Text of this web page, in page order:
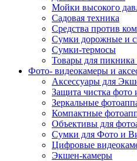
Мойки высокого
Садовая техника
Средства против
Сумки дорожные и
Сумки-термосы
Товары для
Фото- видеокамеры и
Аксессуары для
Защита чистка фото
Зеркальные
Компактные
Объективы для
Сумки для Фото и
Цифровые
Экшен-камеры